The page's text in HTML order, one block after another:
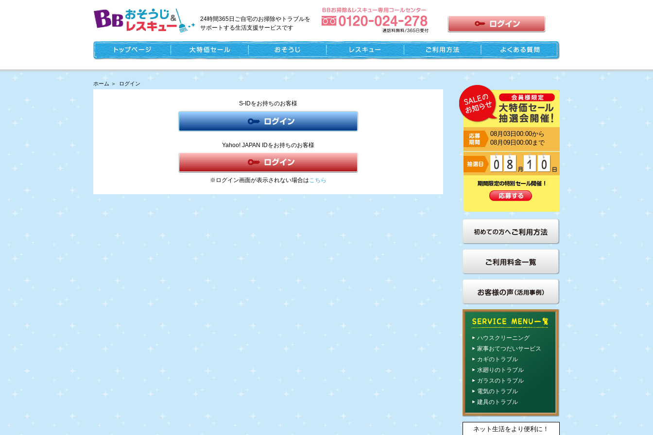
24時間365日ご自宅のお掃除やトラブルを
サポートする生活支援サービスです
ホーム ＞ ログイン
S-IDをお持ちのお客様
Yahoo! JAPAN IDをお持ちのお客様
※ログイン画面が表示されない場合はこちら
08月03日00:00から
08月09日00:00まで
ハウスクリーニング
家事おてつだいサービス
カギのトラブル
水廻りのトラブル
ガラスのトラブル
電気のトラブル
建具のトラブル
ネット生活をより便利に！